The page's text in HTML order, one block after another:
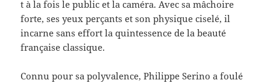
t à la fois le public et la caméra. Avec sa mâchoire
forte, ses yeux perçants et son physique ciselé, il
incarne sans effort la quintessence de la beauté
française classique.
Connu pour sa polyvalence, Philippe Serino a foulé